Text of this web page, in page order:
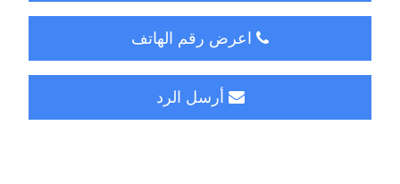
اعرض رقم الهاتف
أرسل الرد